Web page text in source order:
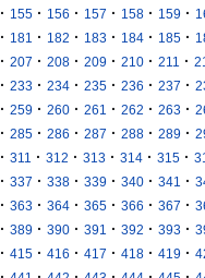
· 155 · 156 · 157 · 158 · 159 ·
· 181 · 182 · 183 · 184 · 185 ·
· 207 · 208 · 209 · 210 · 211 ·
· 233 · 234 · 235 · 236 · 237 ·
· 259 · 260 · 261 · 262 · 263 ·
· 285 · 286 · 287 · 288 · 289 ·
· 311 · 312 · 313 · 314 · 315 ·
· 337 · 338 · 339 · 340 · 341 ·
· 363 · 364 · 365 · 366 · 367 ·
· 389 · 390 · 391 · 392 · 393 ·
· 415 · 416 · 417 · 418 · 419 ·